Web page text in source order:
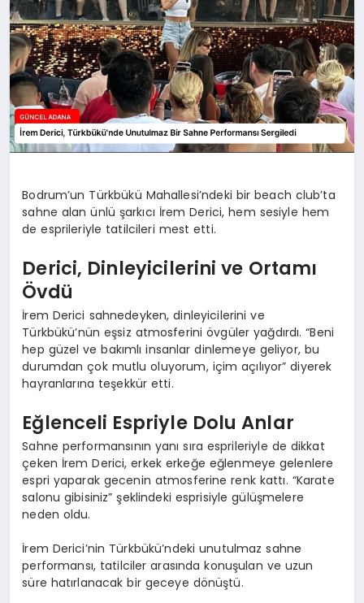
Bodrum’un Türkbükü Mahallesi’ndeki bir beach club’ta
sahne alan ünlü şarkıcı İrem Derici, hem sesiyle hem
de esprileriyle tatilcileri mest etti.
Derici, Dinleyicilerini ve Ortamı
Övdü
İrem Derici sahnedeyken, dinleyicilerini ve
Türkbükü’nün eşsiz atmosferini övgüler yağdırdı. “Beni
hep güzel ve bakımlı insanlar dinlemeye geliyor, bu
durumdan çok mutlu oluyorum, içim açılıyor” diyerek
hayranlarına teşekkür etti.
Eğlenceli Espriyle Dolu Anlar
Sahne performansının yanı sıra esprileriyle de dikkat
çeken İrem Derici, erkek erkeğe eğlenmeye gelenlere
espri yaparak gecenin atmosferine renk kattı. “Karate
salonu gibisiniz” şeklindeki esprisiyle gülüşmelere
neden oldu.
İrem Derici’nin Türkbükü’ndeki unutulmaz sahne
performansı, tatilciler arasında konuşulan ve uzun
süre hatırlanacak bir geceye dönüştü.